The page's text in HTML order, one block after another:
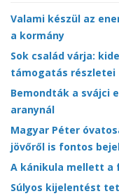
Valami készül az
a kormány
Sok család várja:
támogatás részletei
Bemondták a svájci
aranynál
Magyar Péter
jövőről is fontos
A kánikula mellett a
Súlyos kijelentést